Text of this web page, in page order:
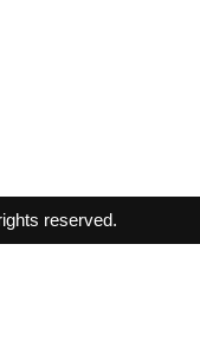
reserved.